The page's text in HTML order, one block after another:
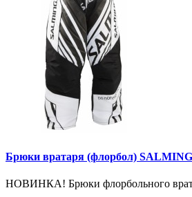
Брюки вратаря (флорбол)
НОВИНКА! Брюки флорбольного